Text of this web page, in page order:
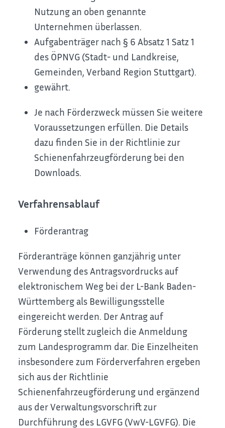
Nutzung an oben genannte
Unternehmen überlassen.
Aufgabenträger nach § 6 Absatz 1 Satz 1
des ÖPNVG (Stadt- und Landkreise,
Gemeinden, Verband Region Stuttgart).
gewährt.
Je nach Förderzweck müssen Sie weitere
Voraussetzungen erfüllen. Die Details
dazu finden Sie in der Richtlinie zur
Schienenfahrzeugförderung bei den
Downloads.
Verfahrensablauf
Förderantrag
Förderanträge können ganzjährig unter
Verwendung des Antragsvordrucks auf
elektronischem Weg bei der L-Bank Baden-
Württemberg als Bewilligungsstelle
eingereicht werden. Der Antrag auf
Förderung stellt zugleich die Anmeldung
zum Landesprogramm dar. Die Einzelheiten
insbesondere zum Förderverfahren ergeben
sich aus der Richtlinie
Schienenfahrzeugförderung und ergänzend
aus der Verwaltungsvorschrift zur
Durchführung des LGVFG (VwV-LGVFG). Die